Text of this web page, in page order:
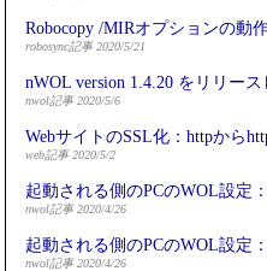
Robocopy /MIRオプションの動
robosync記事 2020/5/21
nWOL version 1.4.20 をリリー
nwol記事 2020/5/6
WebサイトのSSL化：httpから
web記事 2020/5/2
起動される側のPCのWOL設定
nwol記事 2020/4/26
起動される側のPCのWOL設定
nwol記事 2020/4/26